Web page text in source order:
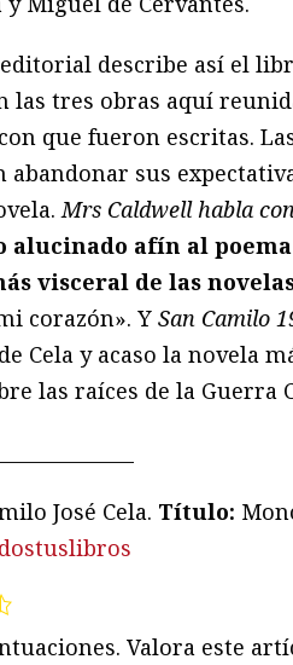
describe así el
las tres obras aquí
con que fueron escritas.
abandonar sus
Mrs Caldwell habla
alucinado afín al
visceral de las
corazón». Y San Camilo
Cela y acaso la novela
las raíces de la Guerra
José Cela. Título:
Valora este